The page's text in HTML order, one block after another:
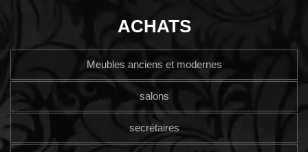
ACHATS
Meubles anciens et modernes
salons
secrétaires